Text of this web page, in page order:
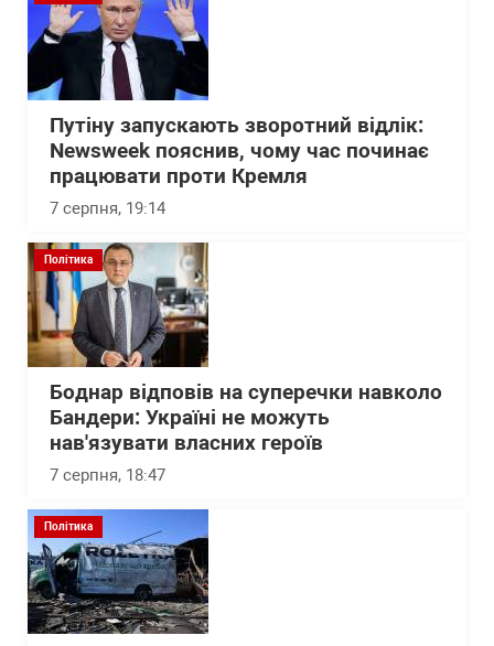
Путіну запускають зворотний відлік:
Newsweek пояснив, чому час починає
працювати проти Кремля
7 серпня, 19:14
Політика
Боднар відповів на суперечки навколо
Бандери: Україні не можуть
нав'язувати власних героїв
7 серпня, 18:47
Політика